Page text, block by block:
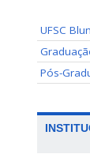
UFSC
Pós-